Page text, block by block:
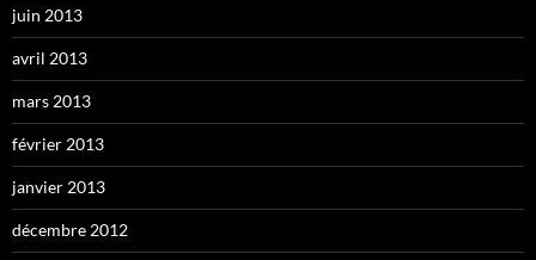
juin 2013
avril 2013
mars 2013
février 2013
janvier 2013
décembre 2012